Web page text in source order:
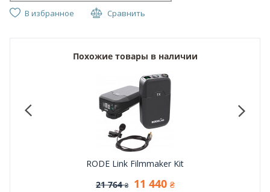
В избранное Сравнить
Похожие товары в наличии
RODE Link Filmmaker Kit
21 764 ₴ 11 440 ₴